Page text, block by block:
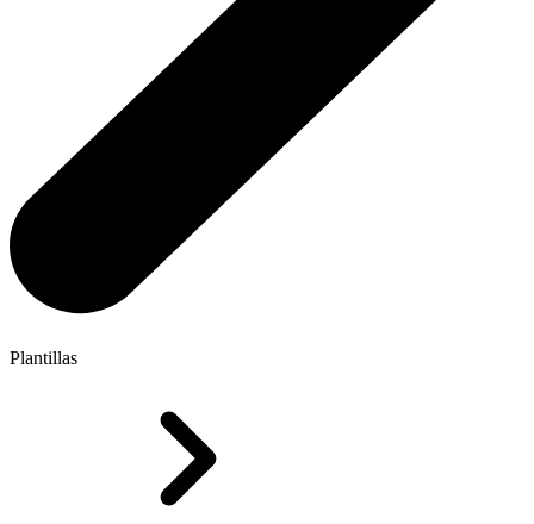
Plantillas